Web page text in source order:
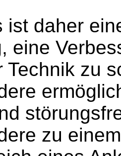
ist daher
eine
Technik zu
zu